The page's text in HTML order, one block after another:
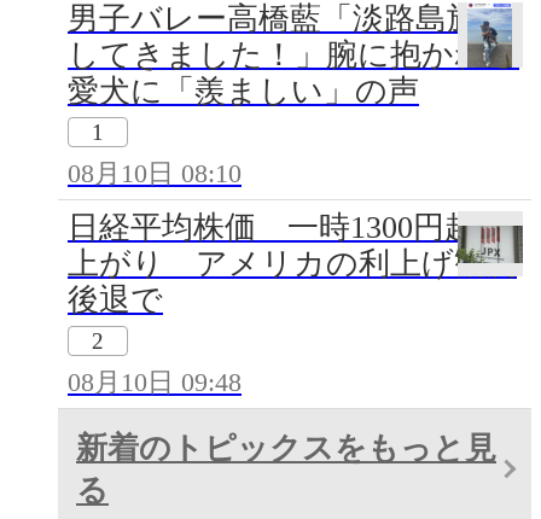
男子バレー高橋藍「淡路島旅行
してきました！」腕に抱かれる
愛犬に「羨ましい」の声
1
08月10日 08:10
日経平均株価 一時1300円超値
上がり アメリカの利上げ観測
後退で
2
08月10日 09:48
新着のトピックスをもっと見
る